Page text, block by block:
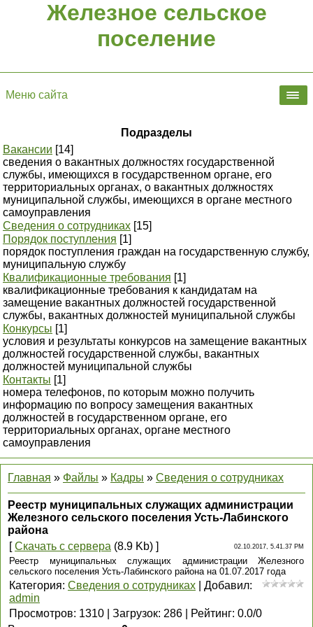
Железное сельское
поселение
Меню сайта
Подразделы
Вакансии [14]
сведения о вакантных должностях государственной
службы, имеющихся в государственном органе, его
территориальных органах, о вакантных должностях
муниципальной службы, имеющихся в органе местного
самоуправления
Сведения о сотрудниках [15]
Порядок поступления [1]
порядок поступления граждан на государственную службу,
муниципальную службу
Квалификационные требования [1]
квалификационные требования к кандидатам на
замещение вакантных должностей государственной
службы, вакантных должностей муниципальной службы
Конкурсы [1]
условия и результаты конкурсов на замещение вакантных
должностей государственной службы, вакантных
должностей муниципальной службы
Контакты [1]
номера телефонов, по которым можно получить
информацию по вопросу замещения вакантных
должностей в государственном органе, его
территориальных органах, органе местного
самоуправления
Главная » Файлы » Кадры » Сведения о сотрудниках
Реестр муниципальных служащих администрации
Железного сельского поселения Усть-Лабинского
района
[Скачать с сервера (8.9 Kb) ] 02.10.2017, 5.41.37 PM
Реестр муниципальных служащих администрации Железного
сельского поселения Усть-Лабинского района на 01.07.2017 года
Категория: Сведения о сотрудниках Добавил:
admin
Просмотров: 1310 Загрузок: 286 Рейтинг: 0.0/0